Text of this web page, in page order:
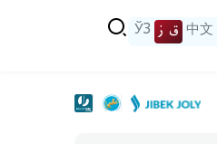
中文 ق ز ЎЗ